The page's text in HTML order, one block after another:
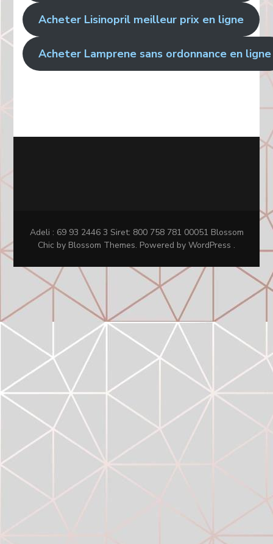
Acheter Lisinopril meilleur prix en ligne
Acheter Lamprene sans ordonnance en ligne
Adeli : 69 93 2446 3 Siret: 800 758 781 00051 Blossom
Chic by Blossom Themes. Powered by WordPress .